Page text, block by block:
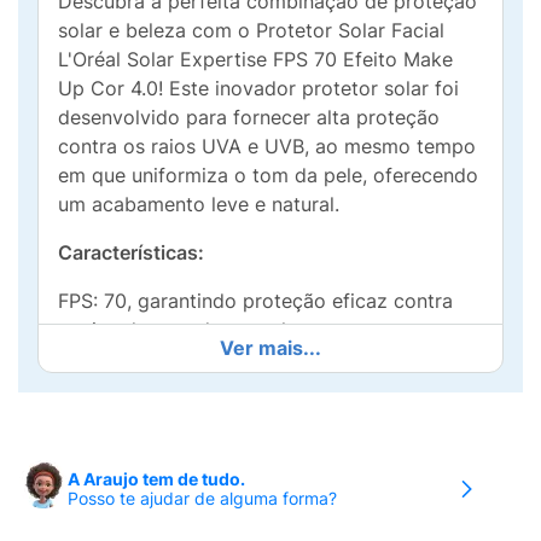
solar e beleza com o Protetor Solar Facial
L'Oréal Solar Expertise FPS 70 Efeito Make
Up Cor 4.0! Este inovador protetor solar foi
desenvolvido para fornecer alta proteção
contra os raios UVA e UVB, ao mesmo tempo
em que uniformiza o tom da pele, oferecendo
um acabamento leve e natural.
Características:
FPS: 70, garantindo proteção eficaz contra
queimaduras e danos solares.
Efeito Make Up: Camufla imperfeições,
Cor: 4.0, ideal para peles em tonalidade
média.
Ver mais...
A Araujo tem de tudo.
Posso te ajudar de alguma forma?